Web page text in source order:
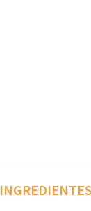
INGREDIENTES